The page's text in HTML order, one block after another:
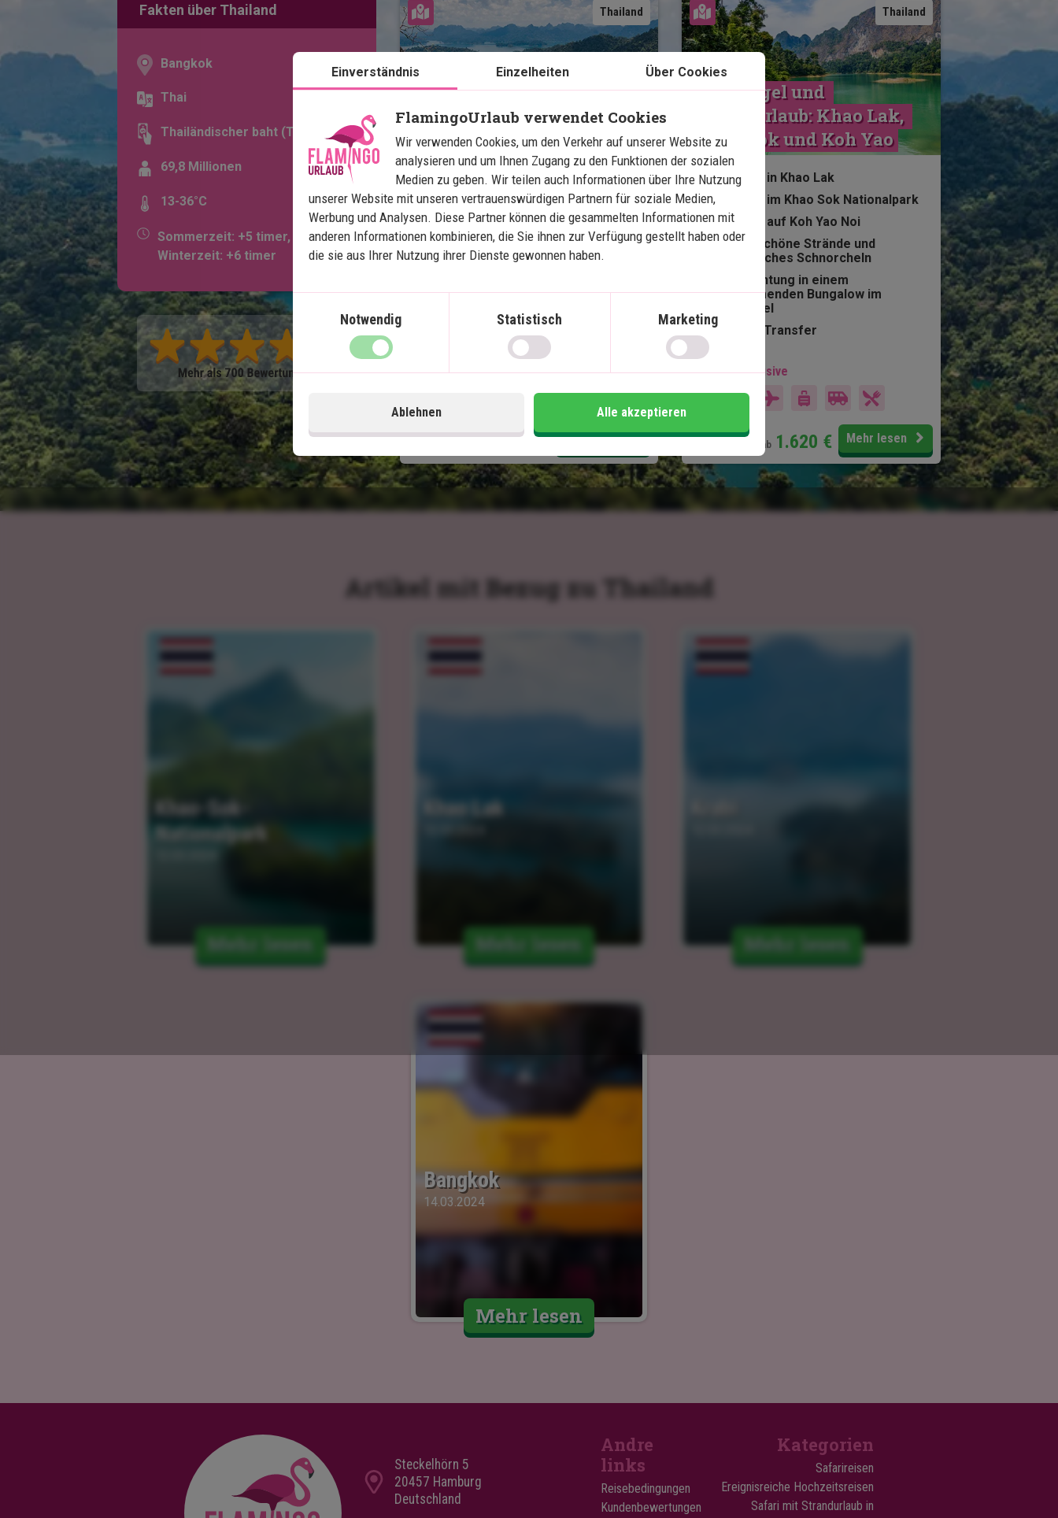
Fakten über Thailand
Bangkok
Thai
Thailändischer baht (THB)
69,8 Millionen
13-36°C
Sommerzeit: +5 timer,
Winterzeit: +6 timer
Thailand
Karte ansehen
Dschungel und
Strandurlaub: Khao Lak,
Khao Sok und Krabi
5 Nächte in Khao Lak
2 Nächte im Khao Sok Nationalpark
5 Nächte in Krabi
Privat Transport
Unterkunft in einem schwimmenden
Schnorchelmöglichkeiten
Im Preis inklusive
Preis pr.
1.510 € Mehr lesen
Thailand
Karte ansehen
Dschungel und
Strandurlaub: Khao Lak,
Khao Sok und Koh Yao
5 Nächte in Khao Lak
2 Nächte im Khao Sok Nationalpark
5 Nächte auf Koh Yao Noi
Wunderschöne Strände und
fantastisches Schnorcheln
Übernachtung in einem
schwimmenden Bungalow im
Dschungel
Privater Transfer
Im Preis inklusive
15 Tage
Preis pr.
Person ab 1.620 € Mehr lesen
Artikel mit Bezug zu Thailand
Khao-Sok-
Nationalpark
Mehr lesen
Khao Lak
Mehr lesen Mehr lesen
Bangkok
14.03.2024
Mehr lesen
Einverständnis Einzelheiten Über Cookies
FlamingoUrlaub verwendet Cookies
Wir verwenden Cookies, um den Verkehr auf unserer Website zu
analysieren und um Ihnen Zugang zu den Funktionen der sozialen
Medien zu geben. Wir teilen auch Informationen über Ihre Nutzung
unserer Website mit unseren vertrauenswürdigen Partnern für soziale Medien,
Werbung und Analysen. Diese Partner können die gesammelten Informationen mit
anderen Informationen kombinieren, die Sie ihnen zur Verfügung gestellt haben oder
die sie aus Ihrer Nutzung ihrer Dienste gewonnen haben.
Notwendig Statistisch Marketing
Ablehnen Alle akzeptieren
Steckelhörn 5
20457 Hamburg
Deutschland
Andre
links
Reisebedingungen
Kundenbewertungen
Kategorien
Safarireisen
Ereignisreiche Hochzeitsreisen
Safari mit Strandurlaub in